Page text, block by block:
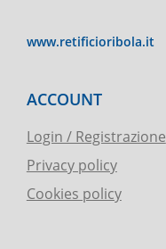
www.retificioribola.it
ACCOUNT
Login / Registrazione
Privacy policy
Cookies policy